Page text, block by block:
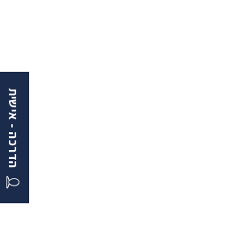
הדרכה - אישית